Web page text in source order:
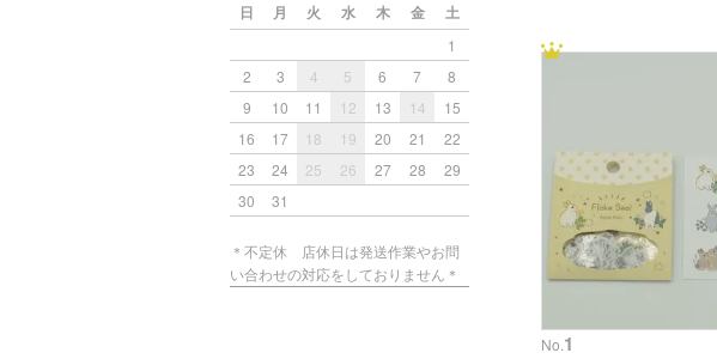
No. 1
日 月 火 水 木 金 土
1
2
3 4 5 6 7
8
9
10 11 12 13 14
15
16
17 18 19 20 21
22
23
24 25 26 27 28
29
30
31
＊不定休 店休日は発送作業やお問
い合わせの対応をしておりません＊